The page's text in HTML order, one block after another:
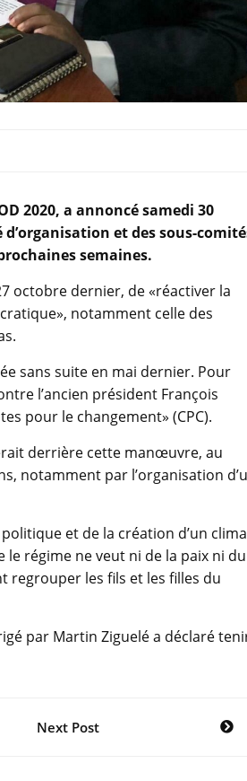
2020, a annoncé samedi 30
et des sous-
semaines.
octobre dernier, de «réactiver la
notamment celle des
sans suite en mai dernier. Pour
l’ancien président François
pour le changement» (CPC).
derrière cette manœuvre, au
notamment par l’organisation
et de la création d’un
régime ne veut ni de la paix ni du
regrouper les fils et les filles du
par Martin Ziguelé a déclaré
Next Post